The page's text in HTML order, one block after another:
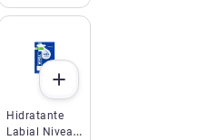
Hidratante
Labial Nivea